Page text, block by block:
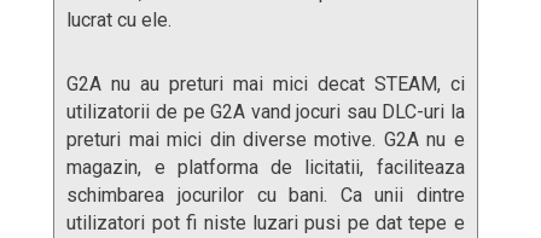
lucrat cu ele.
G2A nu au preturi mai mici decat STEAM, ci
utilizatorii de pe G2A vand jocuri sau DLC-uri la
preturi mai mici din diverse motive. G2A nu e
magazin, e platforma de licitatii, faciliteaza
schimbarea jocurilor cu bani. Ca unii dintre
utilizatori pot fi niste luzari pusi pe dat tepe e